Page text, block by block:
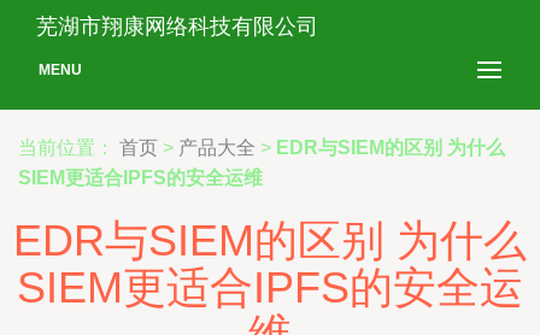
芜湖市翔康网络科技有限公司
MENU
当前位置： 首页 > 产品大全 > EDR与SIEM的区别 为什么
SIEM更适合IPFS的安全运维
EDR与SIEM的区别 为什么
SIEM更适合IPFS的安全运